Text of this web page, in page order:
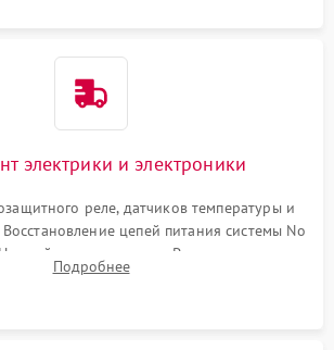
электрики и электроники
реле, датчиков температуры и
цепей питания системы No
оттайки и вентилятор. Ремонт или замена
при сбоях алгоритмов.
Подробнее